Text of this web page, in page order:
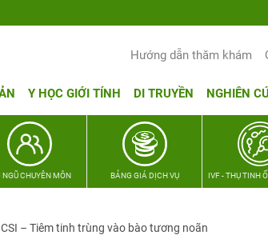
Hướng dẫn thăm khám
Y HỌC GIỚI TÍNH DI TRUYỀN NGHIÊN
CHUYÊN MÔN BẢNG GIÁ DỊCH VỤ IVF - THỤ TINH
– Tiêm tinh trùng vào bào tương noãn